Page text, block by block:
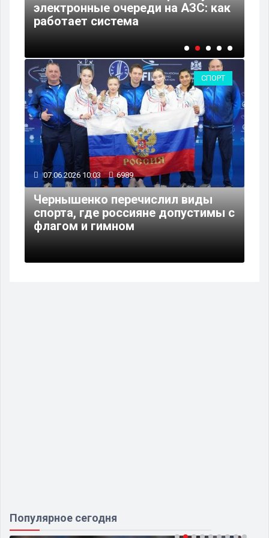
электронные очереди на АЗС: как
работает система
СПОРТ
07.06.2026 10:03 6989
Чернышенко перечислил виды
спорта, где россияне допустимы с
флагом и гимном
Популярное сегодня